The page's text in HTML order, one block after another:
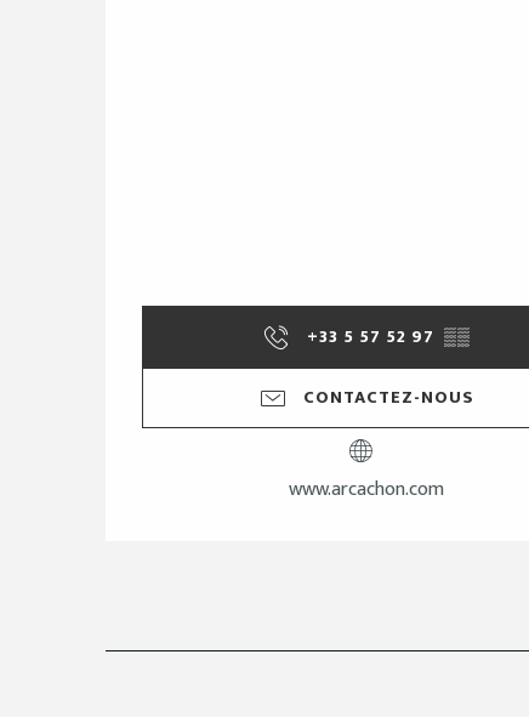
+33 5 57 52 97 ▒▒
CONTACTEZ-NOUS
www.arcachon.com